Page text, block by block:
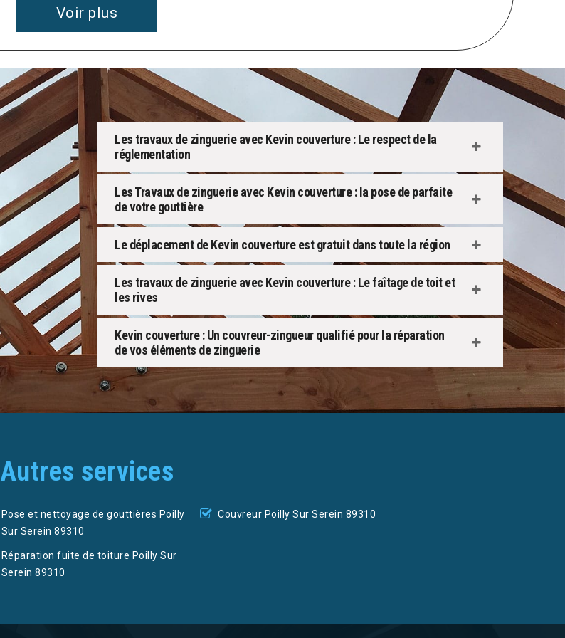
Voir plus
Les travaux de zinguerie avec Kevin couverture : Le respect de la
réglementation
Les Travaux de zinguerie avec Kevin couverture : la pose de parfaite
de votre gouttière
Le déplacement de Kevin couverture est gratuit dans toute la région
Les travaux de zinguerie avec Kevin couverture : Le faîtage de toit et
les rives
Kevin couverture : Un couvreur-zingueur qualifié pour la réparation
de vos éléments de zinguerie
Autres services
Pose et nettoyage de gouttières Poilly
Sur Serein 89310
Réparation fuite de toiture Poilly Sur
Serein 89310
Couvreur Poilly Sur Serein 89310